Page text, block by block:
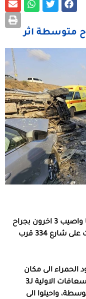
متوسطة اثر
لقيت صباح اليوم شابة (35 عامًا) مصرعها واصيب 3 اخرون بجراح
متوسطة اثر حادث طرق وقع بين 3 مركبات على شارع 334 قرب
الحمراء الى مكان
الحادث، وتم اقرار وفاة الشابة، وقدمت الاسعافات الاولية لـ3
واحيلوا الى